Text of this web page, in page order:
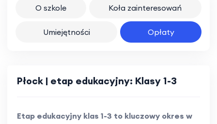
O szkole Koła zainteresowań
Umiejętności Opłaty
Płock | etap edukacyjny: Klasy 1-3
Etap edukacyjny klas 1-3 to kluczowy okres w